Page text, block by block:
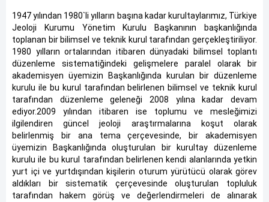
1947 yılından 1980`li yılların başına kadar kurultaylarımız, Türkiye
Jeoloji Kurumu Yönetim Kurulu Başkanının başkanlığında
toplanan bir bilimsel ve teknik kurul tarafından gerçekleştiriliyor.
1980 yılların ortalarından itibaren dünyadaki bilimsel toplantı
düzenleme sistematiğindeki gelişmelere paralel olarak bir
akademisyen üyemizin Başkanlığında kurulan bir düzenleme
kurulu ile bu kurul tarafından belirlenen bilimsel ve teknik kurul
tarafından düzenleme geleneği 2008 yılına kadar devam
ediyor.2009 yılından itibaren ise toplumu ve mesleğimizi
ilgilendiren güncel jeoloji araştırmalarına koşut olarak
belirlenmiş bir ana tema çerçevesinde, bir akademisyen
üyemizin Başkanlığında oluşturulan bir kurultay düzenleme
kurulu ile bu kurul tarafından belirlenen kendi alanlarında yetkin
yurt içi ve yurtdışından kişilerin oturum yürütücü olarak görev
aldıkları bir sistematik çerçevesinde oluşturulan topluluk
tarafından hakem görüş ve değerlendirmeleri de alınarak